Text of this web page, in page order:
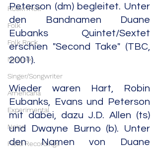
Rock'n'Roll
Folk
Folk Rock
Neofolk
Singer/Songwriter
Americana
Experimental
Noise
Field Recordings
Peterson (dm) begleitet. Unter
den Bandnamen Duane
Eubanks Quintet/Sextet
erschien "Second Take" (TBC,
2001).
Wieder waren Hart, Robin
Eubanks, Evans und Peterson
mit dabei, dazu J.D. Allen (ts)
und Dwayne Burno (b). Unter
den Namen von Duane